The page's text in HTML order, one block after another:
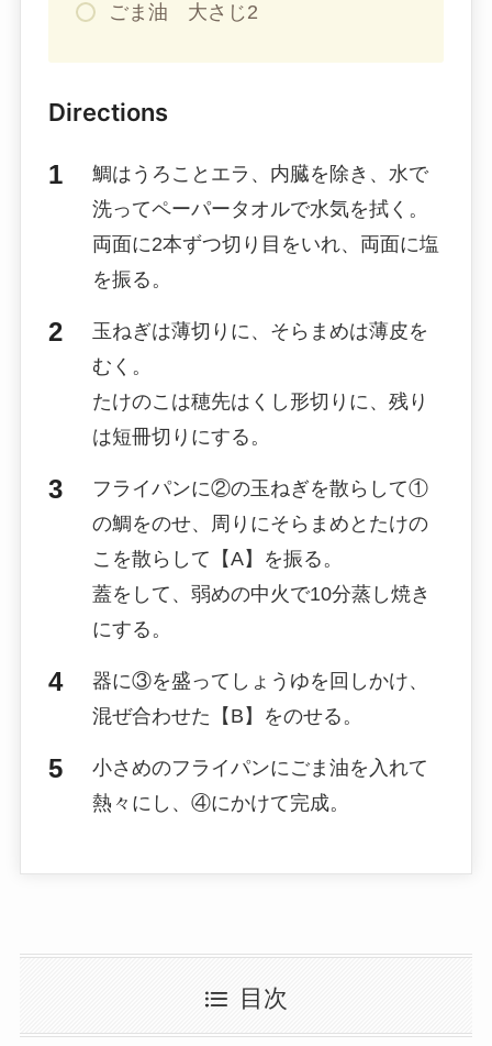
ごま油 大さじ2
Directions
鯛はうろことエラ、内臓を除き、水で
洗ってペーパータオルで水気を拭く。
両面に2本ずつ切り目をいれ、両面に塩
を振る。
玉ねぎは薄切りに、そらまめは薄皮を
むく。
たけのこは穂先はくし形切りに、残り
は短冊切りにする。
フライパンに②の玉ねぎを散らして①
の鯛をのせ、周りにそらまめとたけの
こを散らして【A】を振る。
蓋をして、弱めの中火で10分蒸し焼き
にする。
器に③を盛ってしょうゆを回しかけ、
混ぜ合わせた【B】をのせる。
小さめのフライパンにごま油を入れて
熱々にし、④にかけて完成。
目次